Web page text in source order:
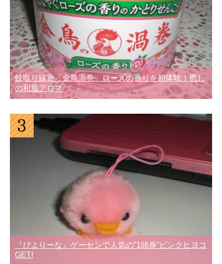
蚊取り線香「金鳥渦巻」ローズの香りを初体験！癒し
の和風アロマ
『ぴよりーな』ゲーセンで人気の”1頭身”ピンクヒヨコ
GET!